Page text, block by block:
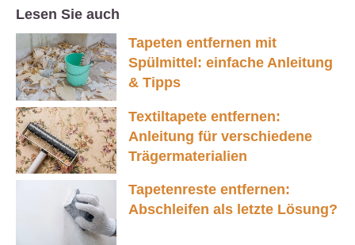
Lesen Sie auch
Tapeten entfernen mit
Spülmittel: einfache Anleitung
& Tipps
Textiltapete entfernen:
Anleitung für verschiedene
Trägermaterialien
Tapetenreste entfernen:
Abschleifen als letzte Lösung?